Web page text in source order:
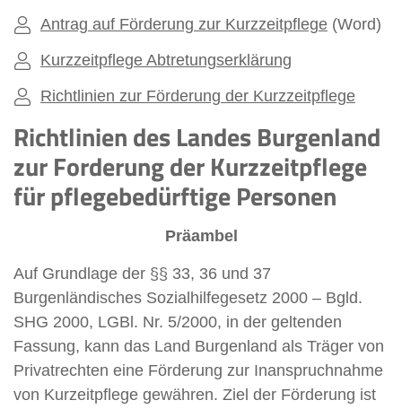
Antrag auf Förderung zur Kurzzeitpflege (Word)
Kurzzeitpflege Abtretungserklärung
Richtlinien zur Förderung der Kurzzeitpflege
Richtlinien des Landes Burgenland
zur Forderung der Kurzzeitpflege
für pflegebedürftige Personen
Präambel
Auf Grundlage der §§ 33, 36 und 37
Burgenländisches Sozialhilfegesetz 2000 – Bgld.
SHG 2000, LGBl. Nr. 5/2000, in der geltenden
Fassung, kann das Land Burgenland als Träger von
Privatrechten eine Förderung zur Inanspruchnahme
von Kurzeitpflege gewähren. Ziel der Förderung ist